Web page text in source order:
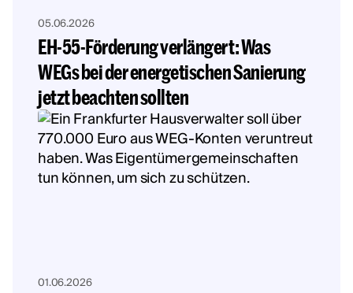
05.06.2026
EH-55-Förderung verlängert: Was
WEGs bei der energetischen Sanierung
jetzt beachten sollten
01.06.2026